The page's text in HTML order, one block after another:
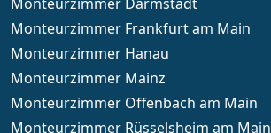
Monteurzimmer Frankfurt am Main
Monteurzimmer Hanau
Monteurzimmer Mainz
Monteurzimmer Offenbach am Main
Monteurzimmer Rüsselsheim am Main